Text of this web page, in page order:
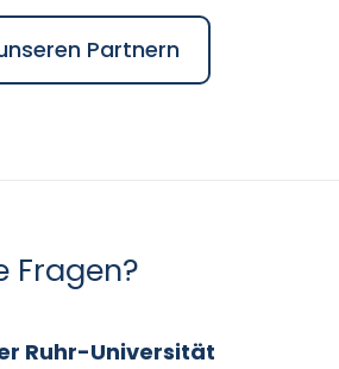
Partnern
Fragen?
Ruhr-Universität